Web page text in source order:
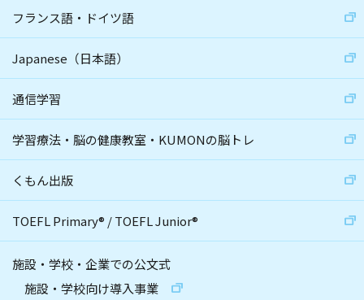
フランス語・ドイツ語
Japanese（日本語）
通信学習
学習療法・脳の健康教室・KUMONの脳トレ
くもん出版
TOEFL Primary® /TOEFL Junior®
施設・学校・企業での公文式
施設・学校向け導入事業